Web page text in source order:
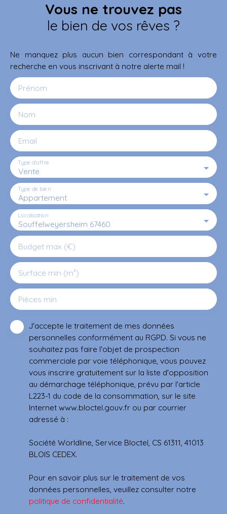
Vous ne trouvez pas
le bien de vos rêves ?
Ne manquez plus aucun bien correspondant à votre
recherche en vous inscrivant à notre alerte mail !
Prénom
Nom
Email
Vente
Type d'offre
Appartement
Type de bien
Souffelweyersheim 67460
Localisation
Budget max (€)
Surface min (m²)
Pièces min
J'accepte le traitement de mes données
personnelles conformément au RGPD. Si vous ne
souhaitez pas faire l'objet de prospection
commerciale par voie téléphonique, vous pouvez
vous inscrire gratuitement sur la liste d'opposition
au démarchage téléphonique, prévu par l'article
L223-1 du code de la consommation, sur le site
Internet www.bloctel.gouv.fr ou par courrier
adressé à :
Société Worldline, Service Bloctel, CS 61311, 41013
BLOIS CEDEX.
Pour en savoir plus sur le traitement de vos
données personnelles, veuillez consulter notre
politique de confidentialité.